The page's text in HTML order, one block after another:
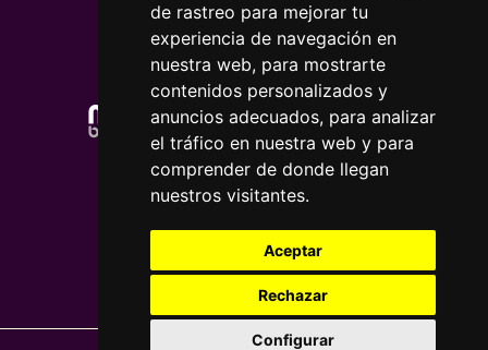
de rastreo para mejorar tu
experiencia de navegación en
nuestra web, para mostrarte
contenidos personalizados y
anuncios adecuados, para analizar
el tráfico en nuestra web y para
comprender de donde llegan
nuestros visitantes.
Aceptar
Rechazar
Configurar